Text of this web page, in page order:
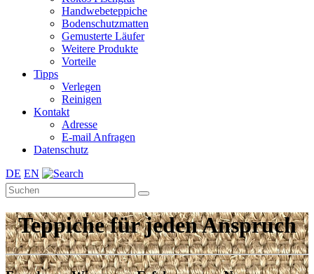
Handwebeteppiche
Bodenschutzmatten
Gemusterte Läufer
Weitere Produkte
Vorteile
Tipps
Verlegen
Reinigen
Kontakt
Adresse
E-mail Anfragen
Datenschutz
DE EN
Teppiche für jeden Anspruch